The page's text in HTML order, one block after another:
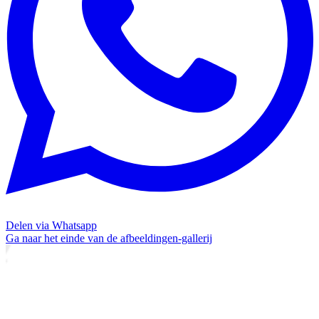
Delen via Whatsapp
Ga naar het einde van de afbeeldingen-gallerij